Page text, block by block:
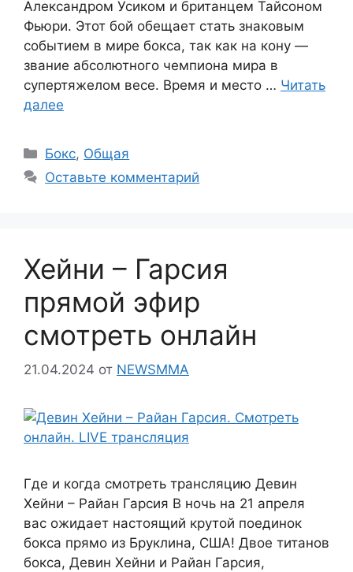
Александром Усиком и британцем Тайсоном
Фьюри. Этот бой обещает стать знаковым
событием в мире бокса, так как на кону —
звание абсолютного чемпиона мира в
супертяжелом весе. Время и место … Читать
далее
Рубрики
Бокс, Общая
Оставьте комментарий
Хейни – Гарсия
прямой эфир
смотреть онлайн
21.04.2024 от NEWSMMA
Где и когда смотреть трансляцию Девин
Хейни – Райан Гарсия В ночь на 21 апреля
вас ожидает настоящий крутой поединок
бокса прямо из Бруклина, США! Двое титанов
бокса, Девин Хейни и Райан Гарсия,